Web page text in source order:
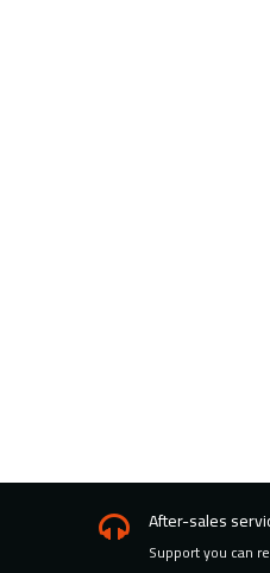
After-sales
Support you can